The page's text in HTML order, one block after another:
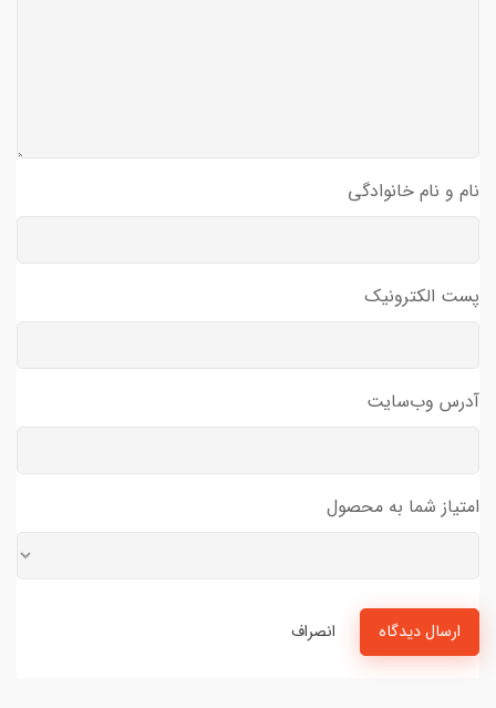
نام و نام خانوادگی
پست الکترونیک
آدرس وب‌سایت
امتیاز شما به محصول
ارسال دیدگاه انصراف